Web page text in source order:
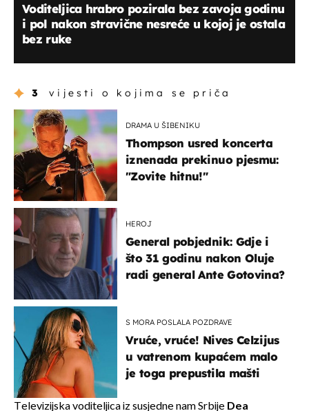
Voditeljica hrabro pozirala bez zavoja godinu
i pol nakon stravične nesreće u kojoj je ostala
bez ruke
3 vijesti o kojima se priča
DRAMA U ŠIBENIKU
Thompson usred koncerta
iznenada prekinuo pjesmu:
"Zovite hitnu!"
HEROJ
General pobjednik: Gdje i
što 31 godinu nakon Oluje
radi general Ante Gotovina?
S MORA POSLALA POZDRAVE
Vruće, vruće! Nives Celzijus
u vatrenom kupaćem malo
je toga prepustila mašti
Televizijska voditeljica iz susjedne nam Srbije Dea